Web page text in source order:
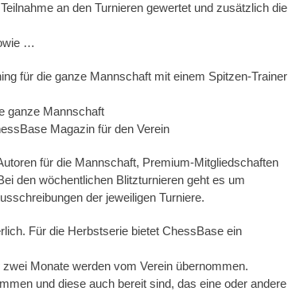
an den Turnieren gewertet und zusätzlich die
…
für die ganze Mannschaft mit einem Spitzen-Trainer
ganze Mannschaft
Magazin für den Verein
für die Mannschaft, Premium-Mitgliedschaften
den wöchentlichen Blitzturnieren geht es um
der jeweiligen Turniere.
Für die Herbstserie bietet ChessBase ein
Monate werden vom Verein übernommen.
und diese auch bereit sind, das eine oder andere